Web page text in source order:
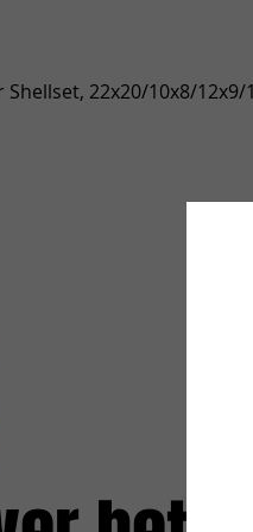
Snel
Shellset, 22x20/10x8/